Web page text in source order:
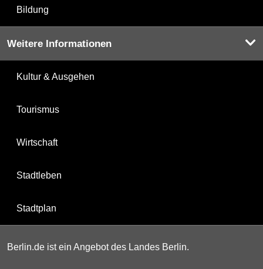
Bildung
Weitere Informationen
Kultur & Ausgehen
Tourismus
Wirtschaft
Stadtleben
Stadtplan
Berlin.de ist ein Angebot des Landes Berlin.